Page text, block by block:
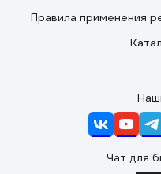
Правила применения
Чат для